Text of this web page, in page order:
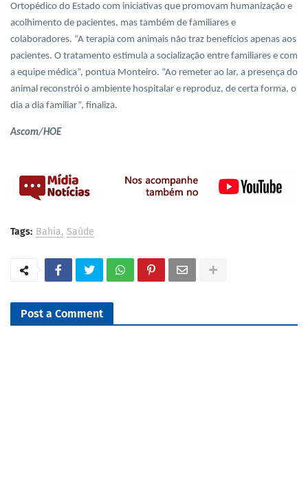
Ortopédico do Estado com iniciativas que promovam humanização e
acolhimento de pacientes, mas também de familiares e
colaboradores. “A terapia com animais não traz benefícios apenas aos
pacientes. O tratamento estimula a socialização entre familiares e com
a equipe médica”, pontua Monteiro. “Ao remeter ao lar, a presença do
animal reconstrói o ambiente hospitalar e reproduz, de certa forma, o
dia a dia familiar”, finaliza.
Ascom/HOE
Tags: Bahia Saúde
Post a Comment